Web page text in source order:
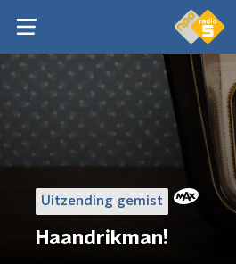
Uitzending gemist
Haandrikman!